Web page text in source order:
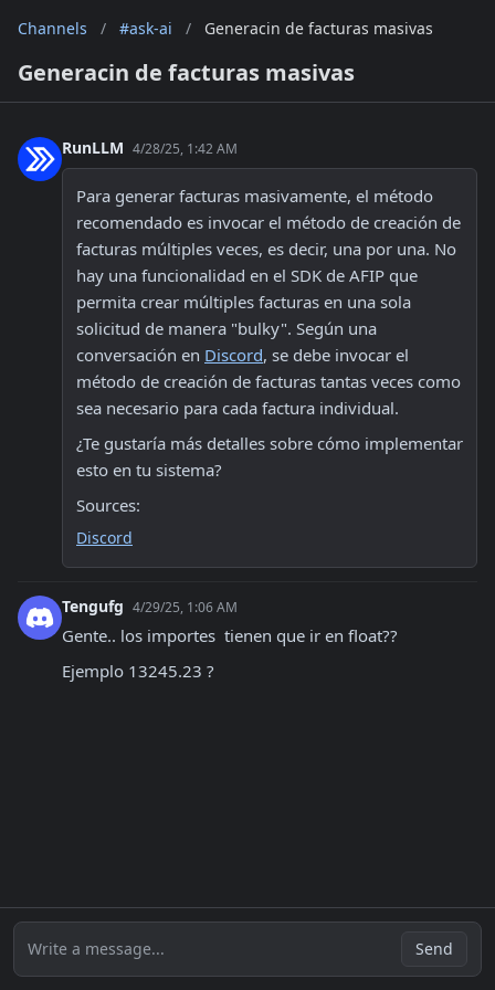
Channels / #ask-ai / Generacin de facturas masivas
Generacin de facturas masivas
RunLLM 4/28/25, 1:42 AM
Para generar facturas masivamente, el método
recomendado es invocar el método de creación de
facturas múltiples veces, es decir, una por una. No
hay una funcionalidad en el SDK de AFIP que
permita crear múltiples facturas en una sola
solicitud de manera "bulky". Según una
conversación en Discord, se debe invocar el
método de creación de facturas tantas veces como
sea necesario para cada factura individual.
¿Te gustaría más detalles sobre cómo implementar
esto en tu sistema?
Sources:
Discord
Tengufg 4/29/25, 1:06 AM
Gente.. los importes  tienen que ir en float??
Ejemplo 13245.23 ?
Write a message... Send